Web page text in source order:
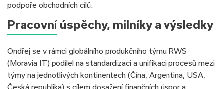
podpoře obchodních cílů.
Pracovní úspěchy, milníky a výsledky
Ondřej se v rámci globálního produkčního týmu RWS
(Moravia IT) podílel na standardizaci a unifikaci procesů mezi
týmy na jednotlivých kontinentech (Čína, Argentina, USA,
Česká republika) s cílem dosažení finančních úspor a